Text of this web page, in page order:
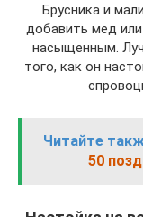
Брусника и
добавить мед
насыщенным.
того, как он
Читайте
50